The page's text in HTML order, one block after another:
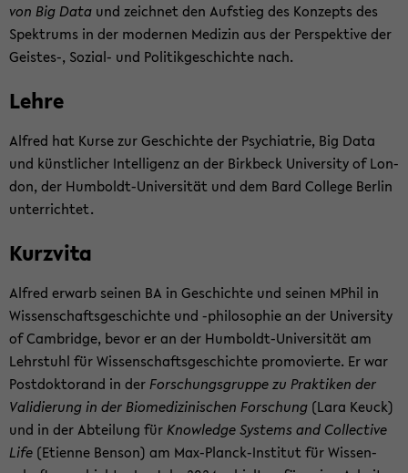
von Big Data und zeich­net den Auf­stieg des Kon­zepts des
Spek­trums in der mo­der­nen Me­di­zin aus der Per­spek­ti­ve der
Geistes-​, Sozial-​ und Po­li­tik­ge­schich­te nach.
Lehre
Al­fred hat Kurse zur Ge­schich­te der Psych­ia­trie, Big Data
und künst­li­cher In­tel­li­genz an der Birk­beck Uni­ver­si­ty of Lon­
don, der Humboldt-​Universität und dem Bard Col­le­ge Ber­lin
un­ter­rich­tet.
Kurz­vi­ta
Al­fred er­warb sei­nen BA in Ge­schich­te und sei­nen MPhil in
Wis­sen­schafts­ge­schich­te und -​philosophie an der Uni­ver­si­ty
of Cam­bridge, bevor er an der Humboldt-​Universität am
Lehr­stuhl für Wis­sen­schafts­ge­schich­te pro­mo­vier­te. Er war
Post­dok­to­rand in derFor­schungs­grup­pe zu Prak­ti­ken der
Va­li­die­rung in der Bio­me­di­zi­ni­schen For­schung (Lara Keuck)
und in der Ab­tei­lung fürKnow­ledge Sys­tems and Collec­ti­ve
Life (Eti­en­ne Ben­son) am Max-​Planck-Institut für Wis­sen­